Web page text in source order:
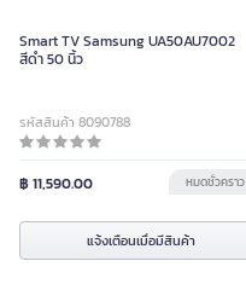
Smart TV Samsung UA50AU7002
สีดำ 50 นิ้ว
รหัสสินค้า 8090788
฿ 11,590.00 หมดชั่วคราว
แจ้งเตือนเมื่อมีสินค้า